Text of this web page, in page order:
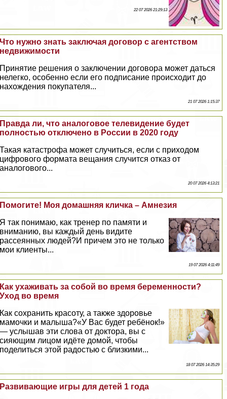
22 07 2026 21:29:13
Что нужно знать заключая договор с агентством
недвижимости
Принятие решения о заключении договора может даться
нелегко, особенно если его подписание происходит до
нахождения покупателя...
21 07 2026 1:15:37
Правда ли, что аналоговое телевидение будет
полностью отключено в России в 2020 году
Такая катастрофа может случиться, если с приходом
цифрового формата вещания случится отказ от
аналогового...
20 07 2026 4:13:21
Помогите! Моя домашняя кличка – Амнезия
Я так понимаю, как тренер по памяти и
вниманию, вы каждый день видите
рассеянных людей?И причем это не только
мои клиенты...
19 07 2026 4:11:49
Как ухаживать за собой во время беременности?
Уход во время
Как сохранить красоту, а также здоровье
мамочки и малыша?«У Вас будет ребёнок!»
— услышав эти слова от доктора, вы с
сияющим лицом идёте домой, чтобы
поделиться этой радостью с близкими...
18 07 2026 14:35:29
Развивающие игры для детей 1 года